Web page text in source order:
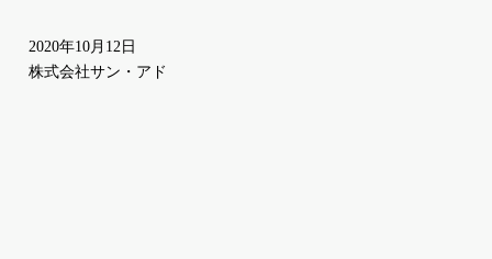
2020年10月 12 日
株式会社サン・アド